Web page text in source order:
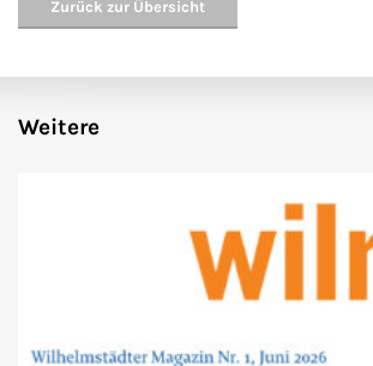
Zurück zur Übersicht
Weitere